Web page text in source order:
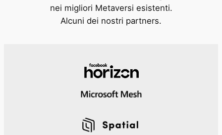
nei migliori Metaversi esistenti.
Alcuni dei nostri partners.